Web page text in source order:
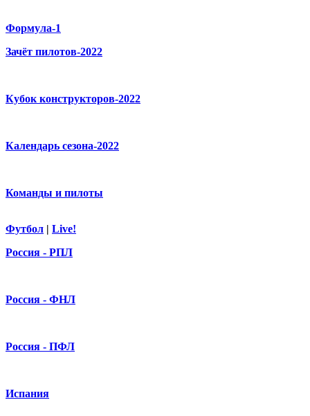
Формула-1
Зачёт пилотов-2022
Кубок конструкторов-2022
Календарь сезона-2022
Команды и пилоты
Футбол | Live!
Россия - РПЛ
Россия - ФНЛ
Россия - ПФЛ
Испания